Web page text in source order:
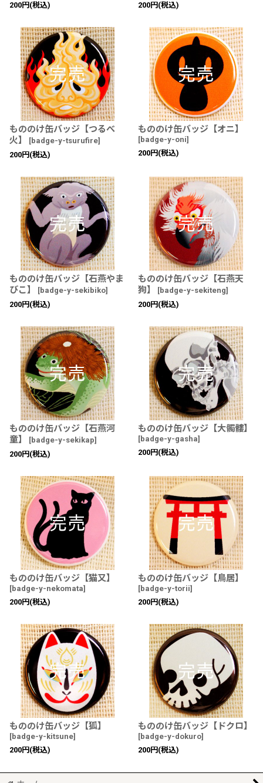
200円 (税込)
200円 (税込)
もののけ缶バッジ【つるべ
火】
[badge-y-tsurufire]
200円 (税込)
もののけ缶バッジ【オニ】
[badge-y-oni]
200円 (税込)
もののけ缶バッジ【石燕やま
びこ】
[badge-y-sekibiko]
200円 (税込)
もののけ缶バッジ【石燕天
狗】
[badge-y-sekiteng]
200円 (税込)
もののけ缶バッジ【石燕河
童】
[badge-y-sekikap]
200円 (税込)
もののけ缶バッジ【大髑髏】
[badge-y-gasha]
200円 (税込)
もののけ缶バッジ【猫又】
[badge-y-nekomata]
200円 (税込)
もののけ缶バッジ【鳥居】
[badge-y-torii]
200円 (税込)
もののけ缶バッジ【狐】
[badge-y-kitsune]
200円 (税込)
もののけ缶バッジ【ドクロ】
[badge-y-dokuro]
200円 (税込)